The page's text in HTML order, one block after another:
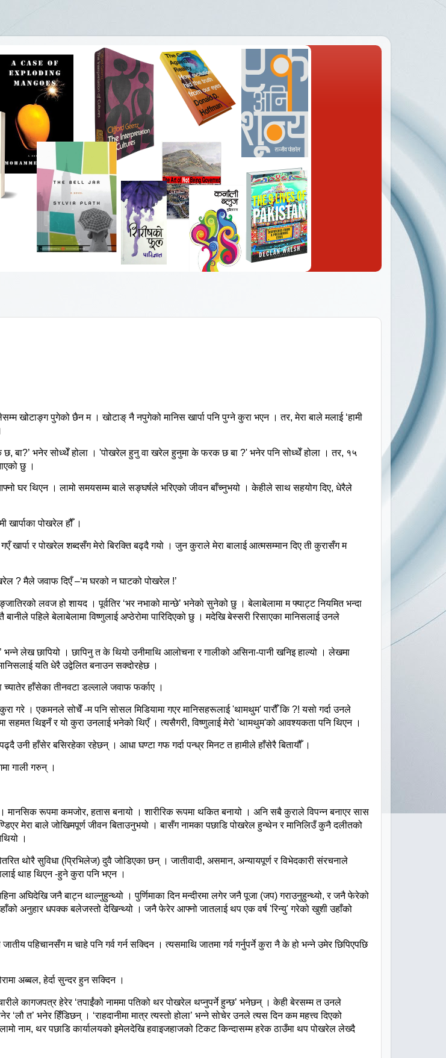
खोटाङ्ग पुगेको छैन म । खोटाङ् नै नपुगेको मानिस खार्पा पनि पुग्ने कुरा भएन । तर,मेरा बाले मलाई‘हामी
छ,बा?’ भनेर सोध्थेँ होला । 'पोखरेल हुनु वा खरेल हुनुमा के फरक छ बा ?' भनेर पनि सोध्थेँ होला । तर, १५
छु ।
घर थिएन । लामो समयसम्म बाले सङ्घर्षले भरिएको जीवन बाँच्नुभयो । केहीले साथ सहयोग दिए, धेरैले
खार्पाका पोखरेल हौँ ।
गएँ खार्पा र पोखरेल शब्दसँग मेरो बिरक्ति बढ्दै गयो । जुन कुराले मेरा बालाई आत्मसम्मान दिए ती कुरासँग म
?मैले जवाफ दिएँ–‘म घरको न घाटको पोखरेल !’
लवज हो शायद । पूर्वतिर‘भर नभाको मान्छे’ भनेको सुनेको छु । बेलाबेलामा म फ्याट्ट नियमित भन्दा
बानीले पहिले बेलाबेलामा विष्णुलाई अप्ठेरोमा पारिदिएको छु । मदेखि बेस्सरी रिसाएका मानिसलाई उनले
’ भन्ने लेख छापियो । छापिनु त के थियो उनीमाथि आलोचना र गालीको असिना-पानी खनिइ हाल्यो । लेखमा
यति धेरै उद्वेलित बनाउन सक्दोरहेछ ।
च्यातेर हाँसेका तीनवटा डल्लाले जवाफ फर्काए ।
कुरा गरे । एकमनले सोचेँ-म पनि सोसल मिडियामा गएर मानिसहरूलाई'थामथुम'पारौँ कि?!यसो गर्दा उनले
सहमत थिइनँ र यो कुरा उनलाई भनेको थिएँ । त्यसैगरी,विष्णुलाई मेरो 'थामथुम'को आवश्यकता पनि थिएन ।
पढ्दै उनी हाँसेर बसिरहेका रहेछन् । आधा घण्टा गफ गर्दा पन्ध्र मिनट त हामीले हाँसेरै बितायौँ ।
गाली गरुन् ।
। मानसिक रूपमा कमजोर,हतास बनायो । शारीरिक रूपमा थकित बनायो । अनि सबै कुराले विपन्न बनाएर सास
मेरा बाले जोखिमपूर्ण जीवन बिताउनुभयो । बासँग नामका पछाडि पोखरेल हुन्थेन र मानिलिउँ कुनै दलीतको
।
थोरै सुविधा (प्रिभिलेज)दुवै जोडिएका छन् । जातीवादी, असमान, अन्यायपूर्ण र विभेदकारी संरचनाले
थाह थिएन-हुने कुरा पनि भएन ।
अघिदेखि जनै बाट्न थाल्नुहुन्थ्यो । पुर्णिमाका दिन मन्दीरमा लगेर जनै पूजा (जप)गराउनुहुन्थ्यो,र जनै फेरेको
अनुहार धपक्क बलेजस्तो देखिन्थ्यो । जनै फेरेर आफ्नो जातलाई थप एक वर्ष 'रिन्यु'गरेको खुशी उहाँको
जातीय पहिचानसँग म चाहे पनि गर्व गर्न सक्दिन । त्यसमाथि जातमा गर्व गर्नुपर्ने कुरा नै के हो भन्ने उमेर छिपिएपछि
अब्बल,हेर्दा सुन्दर हुन सक्दिन ।
कागजपत्र हेरेर‘तपाईंको नाममा पतिको थर पोखरेल थप्नुपर्ने हुन्छ’ भनेछन् । केही बेरसम्म त उनले
‘लौ त’ भनेर हिँडिछन् । ‘राहदानीमा मात्र त्यस्तो होला’ भन्ने सोचेर उनले त्यस दिन कम महत्त्व दिएको
लामो नाम, थर पछाडि कार्यालयको इमेलदेखि हवाइजहाजको टिकट किन्दासम्म हरेक ठाउँमा थप पोखरेल लेख्दै